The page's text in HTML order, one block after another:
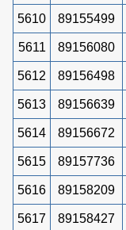
5610 89155499
5611 89156080
5612 89156498
5613 89156639
5614 89156672
5615 89157736
5616 89158209
5617 89158427